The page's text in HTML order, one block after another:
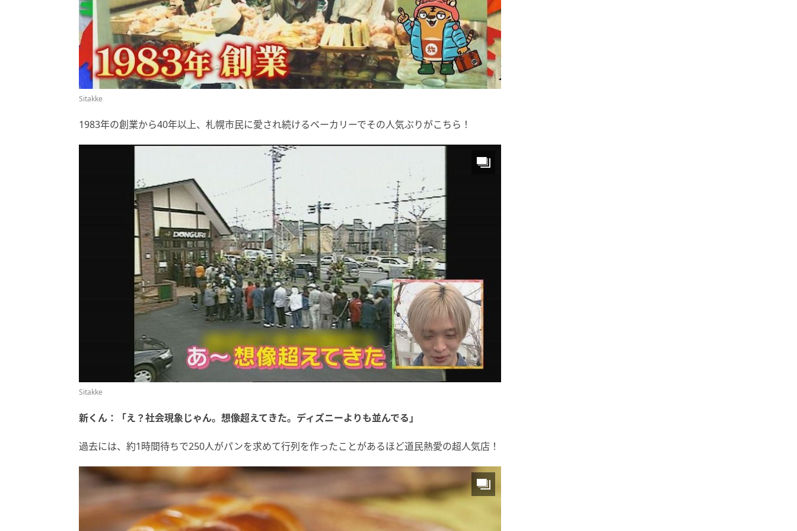
Sitakke
1983年の創業から40年以上、札幌市民に愛され続けるベーカリーでその人気ぶりがこちら！
Sitakke
新くん：「え？社会現象じゃん。想像超えてきた。ディズニーよりも並んでる」
過去には、約1時間待ちで250人がパンを求めて行列を作ったことがあるほど道民熱愛の超人気店！